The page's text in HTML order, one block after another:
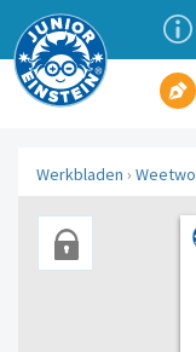
Werkbladen ›